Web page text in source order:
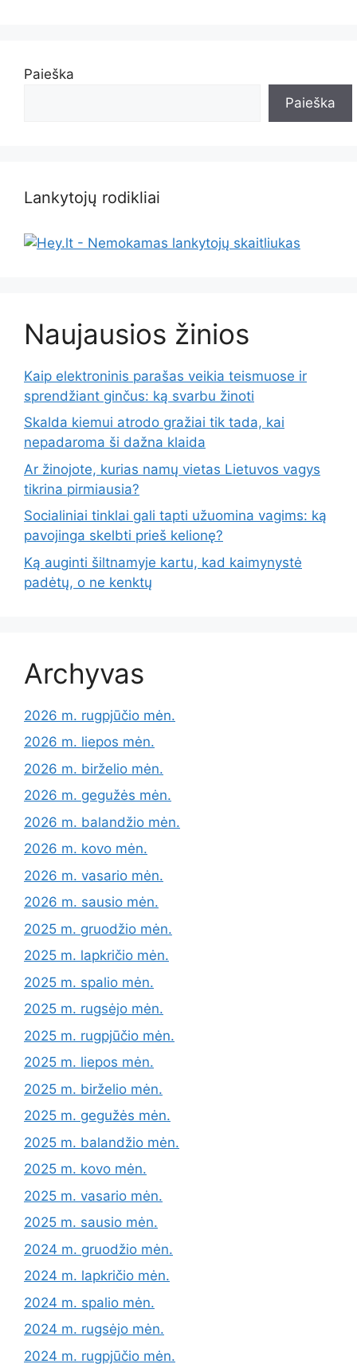
Paieška
Paieška
Lankytojų rodikliai
Naujausios žinios
Kaip elektroninis parašas veikia teismuose ir
sprendžiant ginčus: ką svarbu žinoti
Skalda kiemui atrodo gražiai tik tada, kai
nepadaroma ši dažna klaida
Ar žinojote, kurias namų vietas Lietuvos vagys
tikrina pirmiausia?
Socialiniai tinklai gali tapti užuomina vagims: ką
pavojinga skelbti prieš kelionę?
Ką auginti šiltnamyje kartu, kad kaimynystė
padėtų, o ne kenktų
Archyvas
2026 m. rugpjūčio mėn.
2026 m. liepos mėn.
2026 m. birželio mėn.
2026 m. gegužės mėn.
2026 m. balandžio mėn.
2026 m. kovo mėn.
2026 m. vasario mėn.
2026 m. sausio mėn.
2025 m. gruodžio mėn.
2025 m. lapkričio mėn.
2025 m. spalio mėn.
2025 m. rugsėjo mėn.
2025 m. rugpjūčio mėn.
2025 m. liepos mėn.
2025 m. birželio mėn.
2025 m. gegužės mėn.
2025 m. balandžio mėn.
2025 m. kovo mėn.
2025 m. vasario mėn.
2025 m. sausio mėn.
2024 m. gruodžio mėn.
2024 m. lapkričio mėn.
2024 m. spalio mėn.
2024 m. rugsėjo mėn.
2024 m. rugpjūčio mėn.